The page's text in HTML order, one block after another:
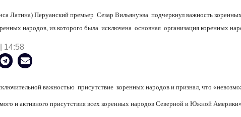
Латина) Перуанский премьер Сезар Вильянуэва подчеркнул важность
народов, из которого была исключена основная организация коренных
14:58
важностью присутствие коренных народов и признал, что
и активного присутствия всех коренных народов Северной и Южной Америки».